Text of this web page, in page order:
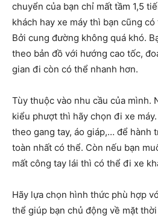
chuyển của bạn chỉ mất tầm 1,5
khách hay xe máy thì bạn cũng
Bởi cung đường không quá khó.
theo bản đồ với hướng cao tốc,
gian đi còn có thể nhanh hơn.
Tùy thuộc vào nhu cầu của mình.
kiểu phượt thì hãy chọn đi xe
theo gang tay, áo giáp,… để hành
toàn nhất có thể. Còn nếu bạn
mất công tay lái thì có thể đi xe
Hãy lựa chọn hình thức phù hợp
thể giúp bạn chủ động về mặt